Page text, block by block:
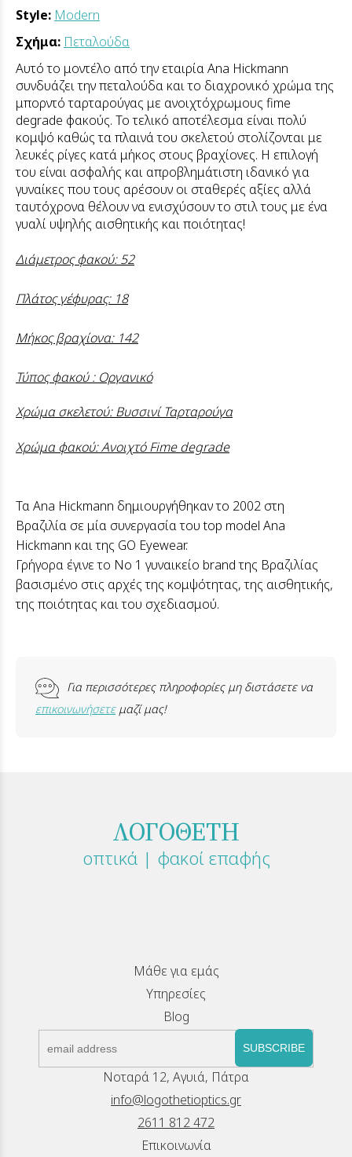
Style: Modern
Σχήμα: Πεταλούδα
Αυτό το μοντέλο από την εταιρία Ana Hickmann
συνδυάζει την πεταλούδα και το διαχρονικό χρώμα της
μπορντό ταρταρούγας με ανοιχτόχρωμους fime
degrade φακούς. Το τελικό αποτέλεσμα είναι πολύ
κομψό καθώς τα πλαινά του σκελετού στολίζονται με
λευκές ρίγες κατά μήκος στους βραχίονες. Η επιλογή
του είναι ασφαλής και απροβλημάτιστη ιδανικό για
γυναίκες που τους αρέσουν οι σταθερές αξίες αλλά
ταυτόχρονα θέλουν να ενισχύσουν το στιλ τους με ένα
γυαλί υψηλής αισθητικής και ποιότητας!
Διάμετρος φακού: 52
Πλάτος γέφυρας: 18
Μήκος βραχίονα: 142
Τύπος φακού : Οργανικό
Χρώμα σκελετού: Βυσσινί Ταρταρούγα
Χρώμα φακού: Ανοιχτό Fime degrade
Τα Ana Hickmann δημιουργήθηκαν το 2002 στη
Βραζιλία σε μία συνεργασία του top model Ana
Hickmann και της GO Eyewear.
Γρήγορα έγινε το Νο 1 γυναικείο brand της Βραζιλίας
βασισμένο στις αρχές της κομψότητας, της αισθητικής,
της ποιότητας και του σχεδιασμού.
Για περισσότερες πληροφορίες μη διστάσετε να
επικοινωνήσετεμαζί μας!
ΛΟΓΟΘΕΤΗ
οπτικά | φακοί επαφής
Μάθε για εμάς
Υπηρεσίες
Blog
SUBSCRIBE
Νοταρά 12, Αγυιά, Πάτρα
info@logothetioptics.gr
2611 812 472
Επικοινωνία